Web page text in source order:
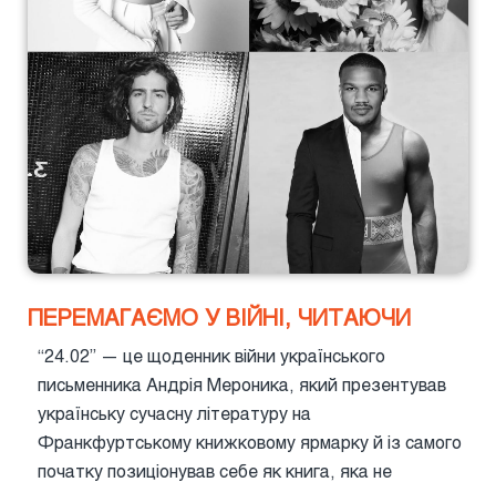
ПЕРЕМАГАЄМО У ВІЙНІ, ЧИТАЮЧИ
“24.02” — це щоденник війни українського
письменника Андрія Мероника, який презентував
українську сучасну літературу на
Франкфуртському книжковому ярмарку й із самого
початку позиціонував себе як книга, яка не